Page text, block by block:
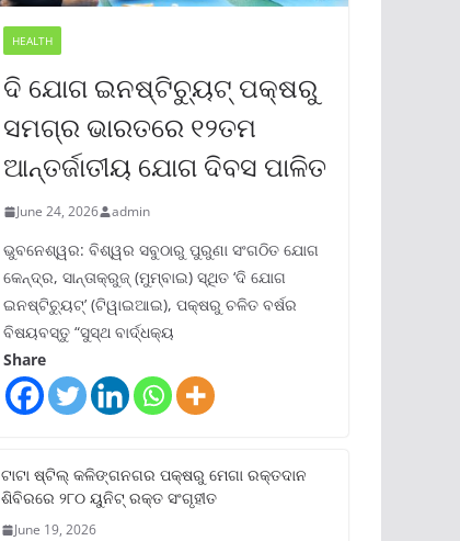
HEALTH
ଦି ଯୋଗ ଇନଷ୍ଟିଚ୍ୟୁଟ୍ ପକ୍ଷରୁ
ସମଗ୍ର ଭାରତରେ ୧୨ତମ
ଆନ୍ତର୍ଜାତୀୟ ଯୋଗ ଦିବସ ପାଳିତ
June 24, 2026 admin
ଭୁବନେଶ୍ୱର: ବିଶ୍ୱର ସବୁଠାରୁ ପୁରୁଣା ସଂଗଠିତ ଯୋଗ
କେନ୍ଦ୍ର, ସାନ୍ତାକ୍ରୁଜ୍ (ମୁମ୍ବାଇ) ସ୍ଥିତ ‘ଦି ଯୋଗ
ଇନଷ୍ଟିଚ୍ୟୁଟ୍‌’ (ଟିୱାଇଆଇ), ପକ୍ଷରୁ ଚଳିତ ବର୍ଷର
ବିଷୟବସ୍ତୁ “ସୁସ୍ଥ ବାର୍ଦ୍ଧକ୍ୟ
Share
ଟାଟା ଷ୍ଟିଲ୍‌ କଳିଙ୍ଗନଗର ପକ୍ଷରୁ ମେଗା ରକ୍ତଦାନ
ଶିବିରରେ ୨୮୦ ୟୁନିଟ୍‌ ରକ୍ତ ସଂଗୃହୀତ
June 19, 2026